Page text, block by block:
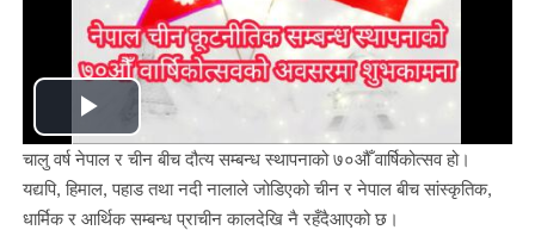
Play
Video
चालु वर्ष नेपाल र चीन बीच दौत्य सम्बन्ध स्थापनाको ७०औँ वार्षिकोत्सव हो।
यद्यपि, हिमाल, पहाड तथा नदी नालाले जोडिएको चीन र नेपाल बीच सांस्कृतिक,
धार्मिक र आर्थिक सम्बन्ध प्राचीन कालदेखि नै रहँदैआएको छ।